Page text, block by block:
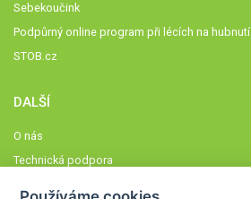
Sebekoučink
Podpůrný online program při lécích na hubnutí
STOB.cz
DALŠÍ
O nás
Technická podpora